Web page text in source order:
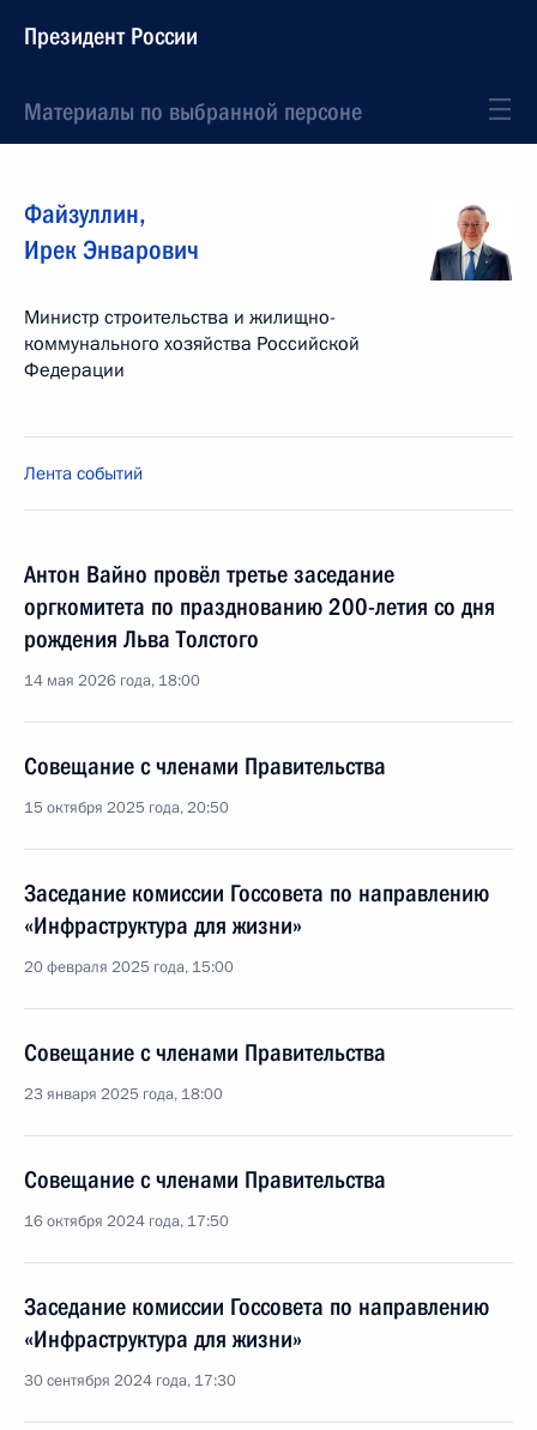
Президент России
Материалы по выбранной персоне
Файзуллин,
Ирек Энварович
Министр строительства и жилищно-
коммунального хозяйства Российской
Федерации
Лента событий
Антон Вайно провёл третье заседание
оргкомитета по празднованию 200-летия со дня
рождения Льва Толстого
14 мая 2026 года, 18:00
Совещание с членами Правительства
15 октября 2025 года, 20:50
Заседание комиссии Госсовета по направлению
«Инфраструктура для жизни»
20 февраля 2025 года, 15:00
Совещание с членами Правительства
23 января 2025 года, 18:00
Совещание с членами Правительства
16 октября 2024 года, 17:50
Заседание комиссии Госсовета по направлению
«Инфраструктура для жизни»
30 сентября 2024 года, 17:30